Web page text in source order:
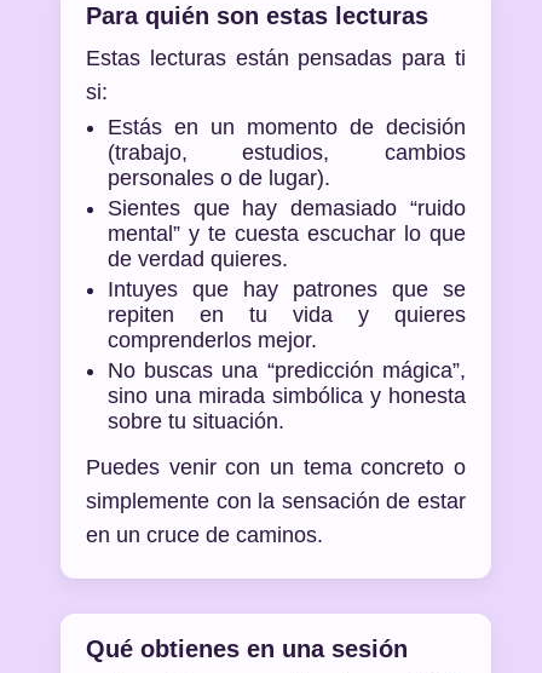
Para quién son estas lecturas
Estas lecturas están pensadas para ti
si:
Estás en un momento de decisión
(trabajo, estudios, cambios
personales o de lugar).
Sientes que hay demasiado “ruido
mental” y te cuesta escuchar lo que
de verdad quieres.
Intuyes que hay patrones que se
repiten en tu vida y quieres
comprenderlos mejor.
No buscas una “predicción mágica”,
sino una mirada simbólica y honesta
sobre tu situación.
Puedes venir con un tema concreto o
simplemente con la sensación de estar
en un cruce de caminos.
Qué obtienes en una sesión